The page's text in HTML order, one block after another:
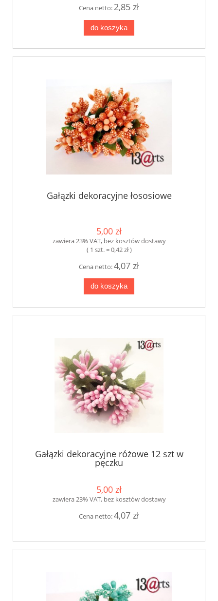
Cena netto: 2,85 zł
do koszyka
Gałązki dekoracyjne łososiowe
5,00 zł
zawiera 23% VAT, bez kosztów dostawy
( 1 szt. = 0,42 zł )
Cena netto:4,07 zł
do koszyka
Gałązki dekoracyjne różowe 12 szt w
pęczku
5,00 zł
zawiera 23% VAT, bez kosztów dostawy
Cena netto:4,07 zł